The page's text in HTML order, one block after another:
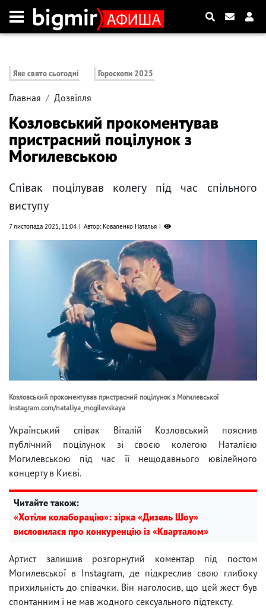
Яке свято сьогодні Гороскопи 2025
Главная Дозвілля
Козловський прокоментував
пристрасний поцілунок з
Могилевською
Співак поцілував колегу під час спільного
виступу
7 листопада 2025, 11:04 Автор: Коваленко Наталья
Козловський прокоментував пристрасний поцілунок з Могилевської
instagram.com/nataliya_mogilevskaya
Український співак Віталій Козловський пояснив
публічний поцілунок зі своєю колегою Наталією
Могилевською під час її нещодавнього ювілейного
концерту в Києві.
Читайте також:
«Хотіли колаборацію»: зірка «Дизель Шоу»
висловилася про конкуренцію із «Кварталом»
Артист залишив розгорнутий коментар під постом
Могилевської в Instagram, де підкреслив свою глибоку
прихильність до співачки. Він наголосив, що цей жест був
спонтанним і не мав жодного сексуального підтексту.